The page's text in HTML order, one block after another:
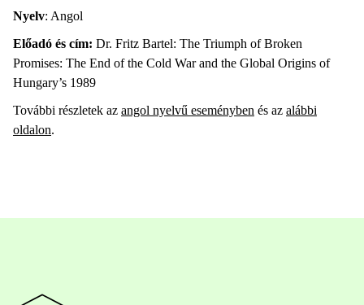
Nyelv: Angol
Előadó és cím: Dr. Fritz Bartel: The Triumph of Broken
Promises: The End of the Cold War and the Global Origins of
Hungary’s 1989
További részletek az angol nyelvű eseményben és az alábbi
oldalon.